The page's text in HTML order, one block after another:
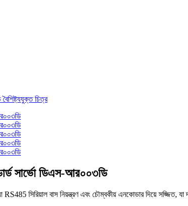
সার্ভো ডিএস-আর০০৩ডি
সিরিয়াল বাস নিয়ন্ত্রণ এবং চৌম্বকীয় এনকোডার দিয়ে সজ্জিত, যা